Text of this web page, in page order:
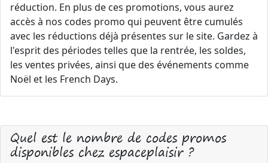
réduction. En plus de ces promotions, vous aurez
accès à nos codes promo qui peuvent être cumulés
avec les réductions déjà présentes sur le site. Gardez à
l'esprit des périodes telles que la rentrée, les soldes,
les ventes privées, ainsi que des événements comme
Noël et les French Days.
Quel est le nombre de codes promos
disponibles chez espaceplaisir ?